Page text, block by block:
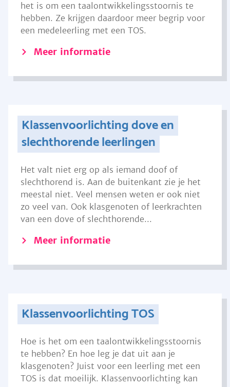
het is om een taalontwikkelingsstoornis te
hebben. Ze krijgen daardoor meer begrip voor
een medeleerling met een TOS.
Meer informatie
Klassenvoorlichting dove en
slechthorende leerlingen
Het valt niet erg op als iemand doof of
slechthorend is. Aan de buitenkant zie je het
meestal niet. Veel mensen weten er ook niet
zo veel van. Ook klasgenoten of leerkrachten
van een dove of slechthorende...
Meer informatie
Klassenvoorlichting TOS
Hoe is het om een taalontwikkelingsstoornis
te hebben? En hoe leg je dat uit aan je
klasgenoten? Juist voor een leerling met een
TOS is dat moeilijk. Klassenvoorlichting kan